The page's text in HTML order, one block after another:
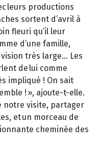
leurs productions
sortent d’avril à
fleuri qu’il leur
d’une famille,
très large… Les
de lui comme
impliqué ! On sait
! », ajoute-t-elle.
notre visite, partager
et un morceau de
cheminée des